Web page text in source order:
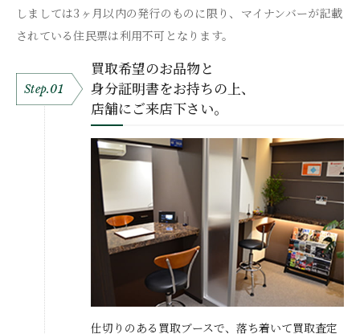
しましては3ヶ月以内の発行のものに限り、マイナンバーが記載
されている住民票は利用不可となります。
Step.01
買取希望のお品物と
身分証明書をお持ちの上、
店舗にご来店下さい。
仕切りのある買取ブースで、落ち着いて買取査定